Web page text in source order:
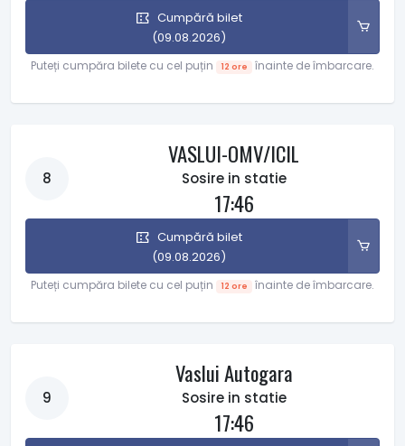
Cumpără bilet
(09.08.2026)
Puteți cumpăra bilete cu cel puțin 12 ore înainte de îmbarcare.
8
VASLUI-OMV/ICIL
Sosire in statie
17:46
Cumpără bilet
(09.08.2026)
Puteți cumpăra bilete cu cel puțin 12 ore înainte de îmbarcare.
9
Vaslui Autogara
Sosire in statie
17:46